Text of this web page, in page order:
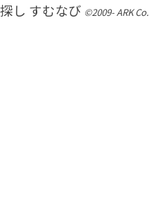
し すむなび ©2009- ARK